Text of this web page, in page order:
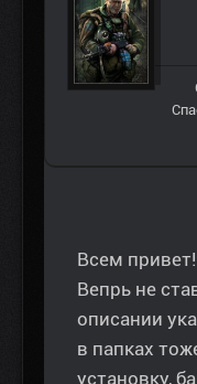
Всем
Вепрь не
описании
в папках
установку,